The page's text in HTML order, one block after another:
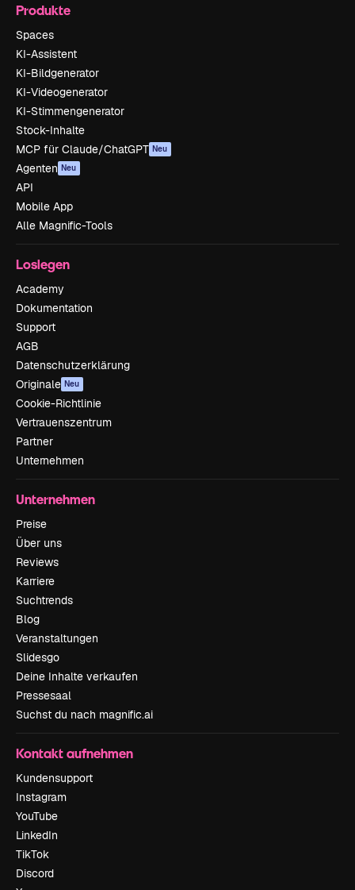
Produkte
Spaces
KI-Assistent
KI-Bildgenerator
KI-Videogenerator
KI-Stimmengenerator
Stock-Inhalte
MCP für Claude/ChatGPT Neu
Agenten Neu
API
Mobile App
Alle Magnific-Tools
Loslegen
Academy
Dokumentation
Support
AGB
Datenschutzerklärung
Originale Neu
Cookie-Richtlinie
Vertrauenszentrum
Partner
Unternehmen
Unternehmen
Preise
Über uns
Reviews
Karriere
Suchtrends
Blog
Veranstaltungen
Slidesgo
Deine Inhalte verkaufen
Pressesaal
Suchst du nach magnific.ai
Kontakt aufnehmen
Kundensupport
Instagram
YouTube
LinkedIn
TikTok
Discord